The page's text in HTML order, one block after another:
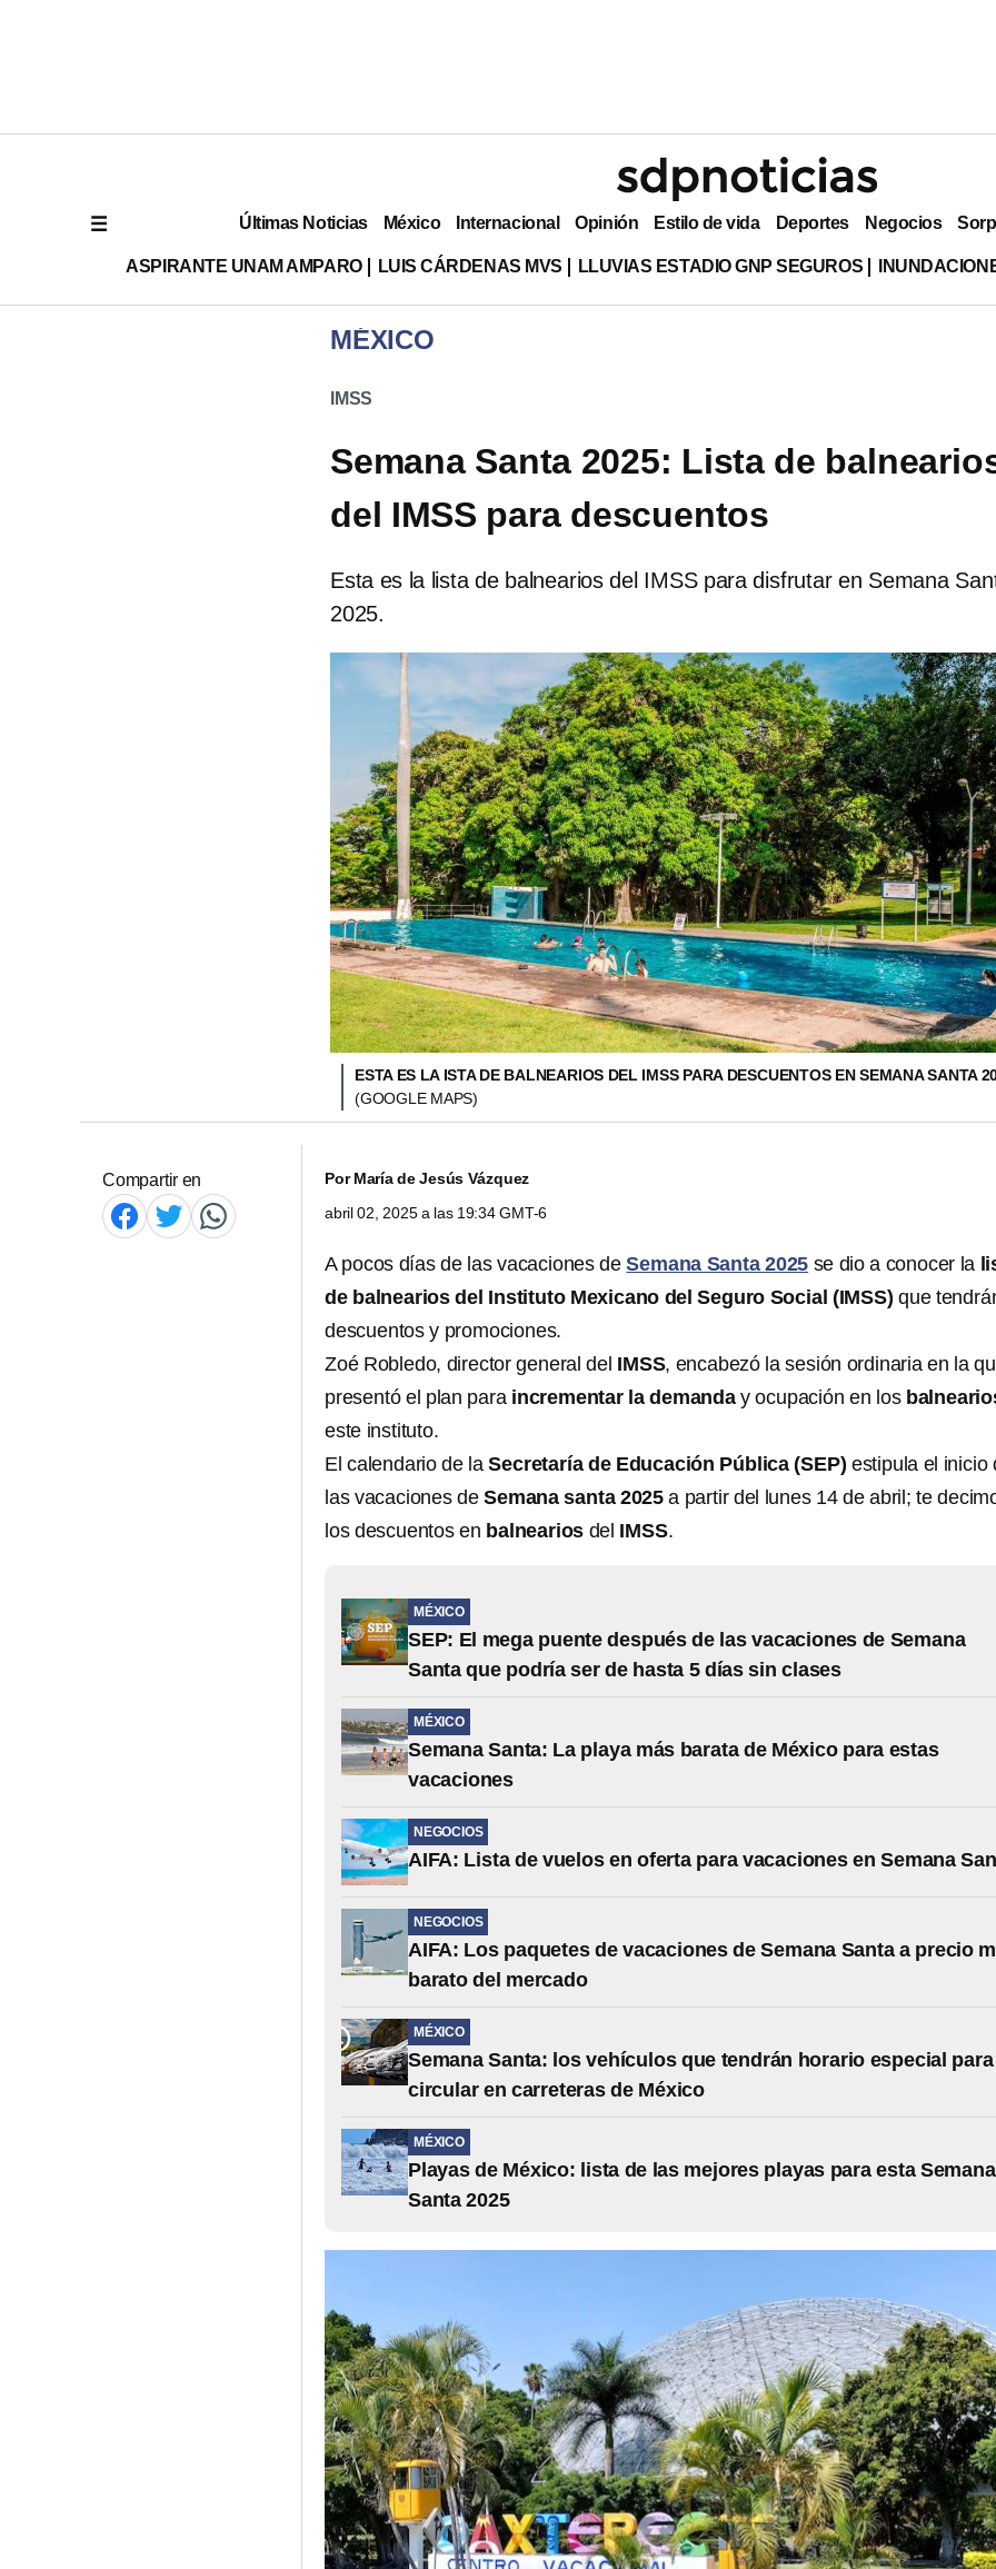
Últimas Noticias México Internacional Opinión Estilo de vida Deportes Negocios
ASPIRANTE UNAM AMPARO LUIS CÁRDENAS MVS LLUVIAS ESTADIO GNP SEGUROS
MÉXICO
IMSS
Semana Santa 2025: Lista de
del IMSS para descuentos
Esta es la lista de balnearios del IMSS para disfrutar en Semana
2025.
ESTA ES LA ISTA DE BALNEARIOS DEL IMSS PARA DESCUENTOS EN SEMANA SANTA
(GOOGLE MAPS)
Compartir en PorMaría de Jesús Vázquez
abril 02, 2025 a las 19:34 GMT-6
A pocos días de las vacaciones deSemana Santa 2025 se dio a conocer la
de balnearios del Instituto Mexicano del Seguro Social (IMSS)que
descuentos y promociones.
Zoé Robledo, director general del IMSS, encabezó la sesión ordinaria en la
presentó el plan paraincrementar la demanday ocupación en los
este instituto.
El calendario de laSecretaría de Educación Pública (SEP) estipula el inicio
las vacaciones deSemana santa 2025a partir del lunes 14 de abril; te
los descuentos en balnearios del IMSS.
MÉXICO
SEP: El mega puente después de las vacaciones de Semana
Santa que podría ser de hasta 5 días sin clases
MÉXICO
Semana Santa: La playa más barata de México para estas
vacaciones
NEGOCIOS
AIFA: Lista de vuelos en oferta para vacaciones en Semana
NEGOCIOS
AIFA: Los paquetes de vacaciones de Semana Santa a precio
barato del mercado
MÉXICO
Semana Santa: los vehículos que tendrán horario especial para
circular en carreteras de México
MÉXICO
Playas de México: lista de las mejores playas para esta Semana
Santa 2025